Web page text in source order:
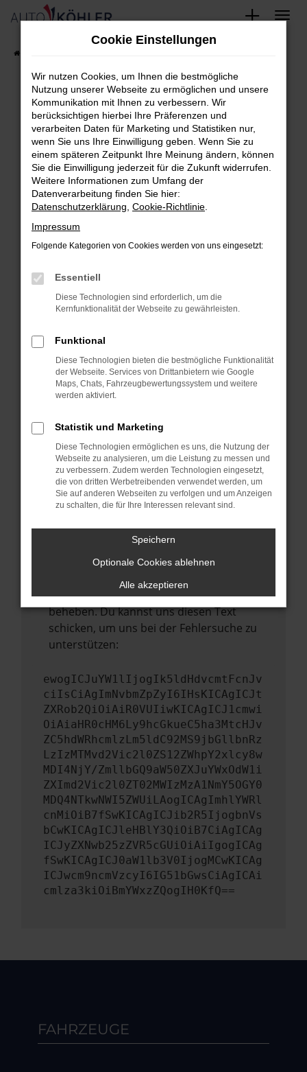
Zum
Fehler: Network Error
Beim Laden ist ein Fehler aufgetreten.
Hier sind ein paar Tipps, die dir helfen können:
Überprüfe deine Firewall und deine
Internetverbindung.
Laden andere Webseiten, zum Beispiel
deine Suchmaschine?
Manche Erweiterungen, wie Werbeblocker,
können das Laden bestimmter Seiten
verhindern. Funktioniert die Seite in einem
Fenster?
Starte dein Gerät neu.
Das kann manchmal helfen,
vorübergehende Probleme zu beheben.
Stelle sicher, dass dein Browser und dein
Betriebssystem auf dem neuesten Stand
sind.
Veraltete Software birgt nicht nur ein
Sicherheitsrisiko, sondern kann auch dazu
führen, dass bestimmte Funktionen nicht
Wende dich an den Webseitenbetreiber.
Wenn du alle oben genannten Schritte
versucht hast, kontaktiere uns bitte. Wir
werden versuchen, das Problem zu
beheben. Du kannst uns diesen Text
schicken, um uns bei der Fehlersuche zu
unterstützen:
ewogICJuYW1lIjogIk5ldHdvcmtFcnJv
ciIsCiAgImNvbmZpZyI6IHsKICAgICJt
ZXRob2QiOiAiR0VUIiwKICAgICJ1cmwi
OiAiaHR0cHM6Ly9hcGkueC5ha3MtcHJv
ZC5hdWRhcmlzLm5ldC92MS9jbGllbnRz
LzIzMTMvd2Vic2l0ZS12ZWhpY2xlcy8w
MDI4NjY/ZmllbGQ9aW50ZXJuYWxOdW1i
ZXImd2Vic2l0ZT02MWIzMzA1NmY5OGY0
MDQ4NTkwNWI5ZWUiLAogICAgImhlYWRl
cnMiOiB7fSwKICAgICJib2R5IjogbnVs
bCwKICAgICJleHBlY3QiOiB7CiAgICAg
ICJyZXNwb25zZVR5cGUiOiAiIgogICAg
fSwKICAgICJ0aW1lb3V0IjogMCwKICAg
ICJwcm9ncmVzcyI6IG51bGwsCiAgICAi
cmlza3kiOiBmYWxzZQogIH0KfQ==
FAHRZEUGE
Cookie Einstellungen
Wir nutzen Cookies, um Ihnen die bestmögliche
Nutzung unserer Webseite zu ermöglichen und unsere
Kommunikation mit Ihnen zu verbessern. Wir
berücksichtigen hierbei Ihre Präferenzen und
verarbeiten Daten für Marketing und Statistiken nur,
wenn Sie uns Ihre Einwilligung geben. Wenn Sie zu
einem späteren Zeitpunkt Ihre Meinung ändern, können
Sie die Einwilligung jederzeit für die Zukunft widerrufen.
Weitere Informationen zum Umfang der
Datenverarbeitung finden Sie hier:
Datenschutzerklärung Cookie-Richtlinie
Impressum
Folgende Kategorien von Cookies werden von uns eingesetzt:
Essentiell
Diese Technologien sind erforderlich, um die
Kernfunktionalität der Webseite zu gewährleisten.
Funktional
Diese Technologien bieten die bestmögliche Funktionalität
der Webseite. Services von Drittanbietern wie Google
Maps, Chats, Fahrzeugbewertungssystem und weitere
werden aktiviert.
Statistik und Marketing
Diese Technologien ermöglichen es uns, die Nutzung der
Webseite zu analysieren, um die Leistung zu messen und
zu verbessern. Zudem werden Technologien eingesetzt,
die von dritten Werbetreibenden verwendet werden, um
Sie auf anderen Webseiten zu verfolgen und um Anzeigen
zu schalten, die für Ihre Interessen relevant sind.
Speichern
Optionale Cookies ablehnen
Alle akzeptieren